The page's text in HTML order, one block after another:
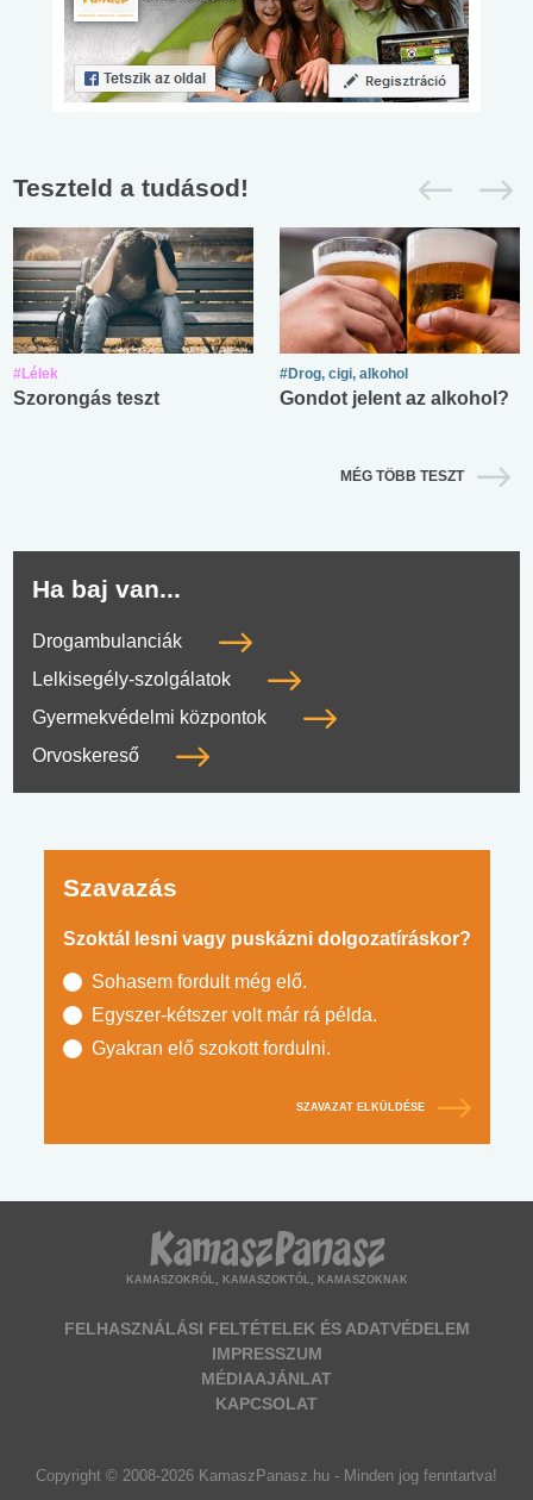
Teszteld a tudásod!
#Lélek
Szorongás teszt
#Drog, cigi, alkohol
Gondot jelent az alkohol?
MÉG TÖBB TESZT
Ha baj van...
Drogambulanciák
Lelkisegély-szolgálatok
Gyermekvédelmi központok
Orvoskereső
Szavazás
Szoktál lesni vagy puskázni dolgozatíráskor?
Sohasem fordult még elő.
Egyszer-kétszer volt már rá példa.
Gyakran elő szokott fordulni.
SZAVAZAT ELKÜLDÉSE
KAMASZOKRÓL, KAMASZOKTÓL, KAMASZOKNAK
FELHASZNÁLÁSI FELTÉTELEK ÉS ADATVÉDELEM
IMPRESSZUM
MÉDIAAJÁNLAT
KAPCSOLAT
Copyright © 2008-2026 KamaszPanasz.hu - Minden jog fenntartva!